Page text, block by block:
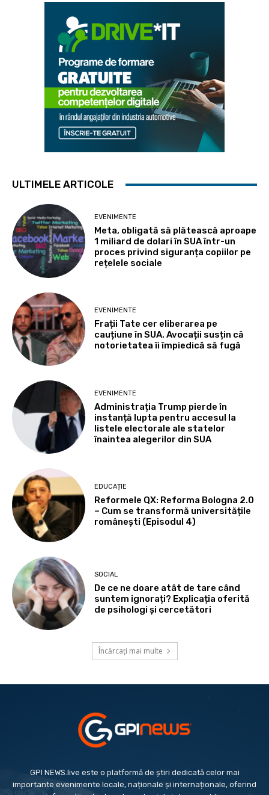
ULTIMELE ARTICOLE
EVENIMENTE
Meta, obligată să plătească aproape
1 miliard de dolari în SUA într-un
proces privind siguranța copiilor pe
rețelele sociale
EVENIMENTE
Frații Tate cer eliberarea pe
cauțiune în SUA. Avocații susțin că
notorietatea îi împiedică să fugă
EVENIMENTE
Administrația Trump pierde în
instanță lupta pentru accesul la
listele electorale ale statelor
înaintea alegerilor din SUA
EDUCAȚIE
Reformele QX: Reforma Bologna 2.0
– Cum se transformă universitățile
românești (Episodul 4)
SOCIAL
De ce ne doare atât de tare când
suntem ignorați? Explicația oferită
de psihologi și cercetători
Încărcați mai multe
GPI NEWS.live este o platformă de știri dedicată celor mai
importante evenimente locale, naționale și internaționale, oferind